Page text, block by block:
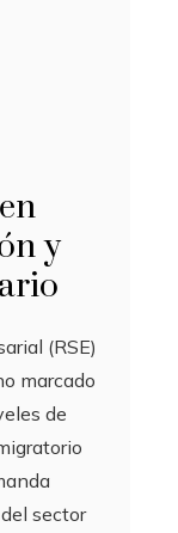
y
(RSE)
marcado
de
sector